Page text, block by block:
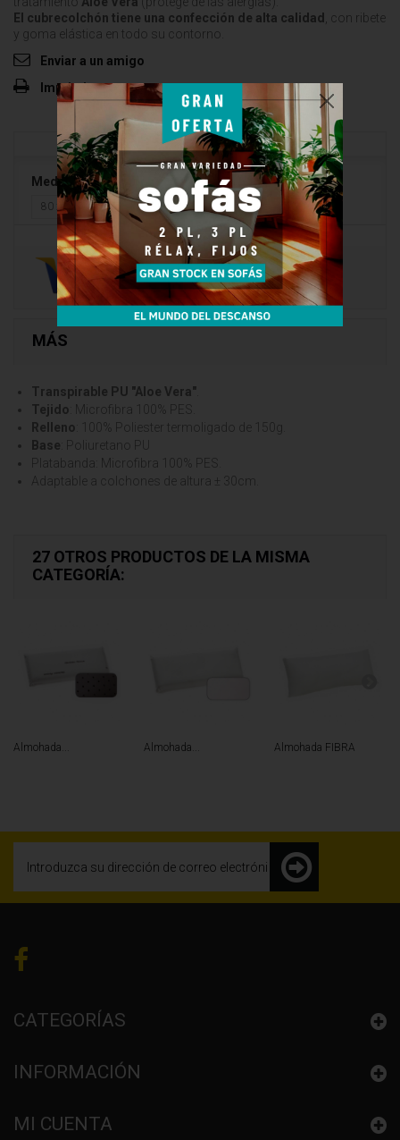
El cubrecolchón tiene una confección de alta calidad
, con ribete
y goma elástica en todo su contorno.
Enviar a un amigo
Imprimir
Medidas
80 x 190
MÁS
Transpirable PU "Aloe Vera"
Tejido : Microfibra 100% PES.
Relleno : 100% Poliester termoligado de 150g.
Base : Poliuretano PU
Platabanda: Microfibra 100% PES.
Adaptable a colchones de altura ± 30cm.
27 OTROS PRODUCTOS DE LA MISMA
CATEGORÍA:
Almohada... Almohada... Almohada FIBRA
CATEGORÍAS
INFORMACIÓN
MI CUENTA